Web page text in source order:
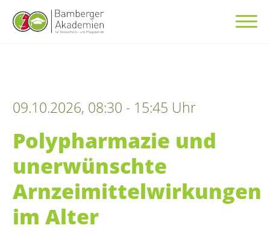
09.10.2026, 08:30 - 15:45 Uhr
Polypharmazie und
unerwünschte
Arnzeimittelwirkungen
im Alter